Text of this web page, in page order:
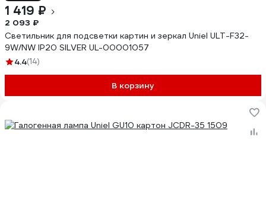
1 419 ₽
2 093 ₽
Светильник для подсветки картин и зеркал Uniel ULT-F32-
9W/NW IP20 SILVER UL-00001057
4.4(14)
В корзину